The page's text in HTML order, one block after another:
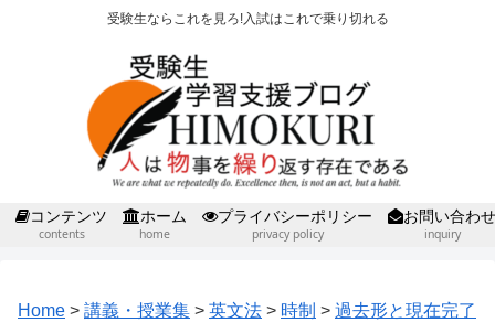
受験生ならこれを見ろ!入試はこれで乗り切れる
コンテンツ
contents
ホーム
home
プライバシーポリシー
privacy policy
お問い合わせ
inquiry
Home > 講義・授業集 > 英文法 > 時制 > 過去形と現在完了